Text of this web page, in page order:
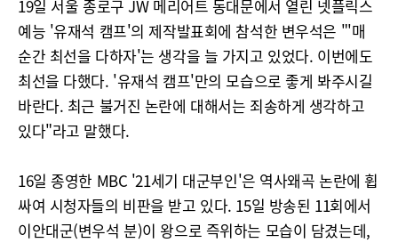
19일 서울 종로구 JW 메리어트 동대문에서 열린 넷플릭스
예능 '유재석 캠프'의 제작발표회에 참석한 변우석은 "'매
순간 최선을 다하자'는 생각을 늘 가지고 있었다. 이번에도
최선을 다했다. '유재석 캠프'만의 모습으로 좋게 봐주시길
바란다. 최근 불거진 논란에 대해서는 죄송하게 생각하고
있다"라고 말했다.
16일 종영한 MBC '21세기 대군부인'은 역사왜곡 논란에 휩
싸여 시청자들의 비판을 받고 있다. 15일 방송된 11회에서
이안대군(변우석 분)이 왕으로 즉위하는 모습이 담겼는데,